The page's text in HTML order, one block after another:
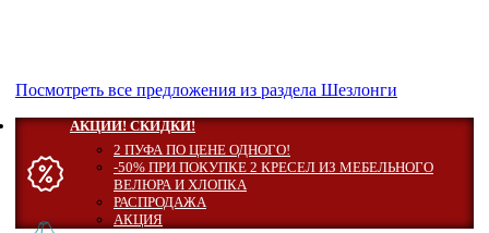
Посмотреть все предложения из раздела Шезлонги
АКЦИИ! СКИДКИ!
2 ПУФА ПО ЦЕНЕ ОДНОГО!
-50% ПРИ ПОКУПКЕ 2 КРЕСЕЛ ИЗ МЕБЕЛЬНОГО
ВЕЛЮРА И ХЛОПКА
РАСПРОДАЖА
АКЦИЯ